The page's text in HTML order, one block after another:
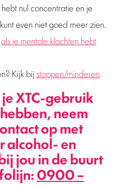
nul concentratie en je
even niet goed meer zien.
als je mentale klachten hebt
Kijk bijstoppen/minderen
XTC-gebruik
neem
op met
alcohol- en
jou in de buurt
0900 –